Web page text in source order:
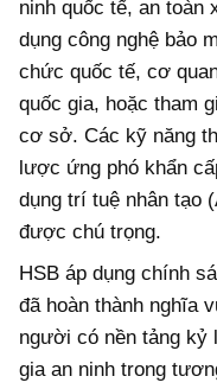
ninh quốc tế, an toàn
dụng công nghệ bảo
chức quốc tế, cơ
quốc gia, hoặc tham
cơ sở. Các kỹ năng
lược ứng phó khẩn
dụng trí tuệ nhân tạo
được chú trọng.
HSB áp dụng chính
đã hoàn thành nghĩa
người có nền tảng kỷ
gia an ninh trong